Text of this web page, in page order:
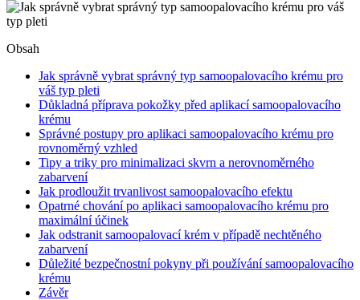
Obsah
Jak správně vybrat správný typ samoopalovacího krému pro
váš typ pleti
Důkladná příprava pokožky před aplikací samoopalovacího
krému
Správné postupy pro aplikaci samoopalovacího krému pro
rovnoměrný vzhled
Tipy a triky pro minimalizaci skvrn a nerovnoměrného
zabarvení
Jak prodloužit trvanlivost samoopalovacího efektu
Opatrné chování po aplikaci samoopalovacího krému pro
maximální účinek
Jak odstranit samoopalovací krém v případě nechtěného
zabarvení
Důležité bezpečnostní pokyny při používání samoopalovacího
krému
Závěr